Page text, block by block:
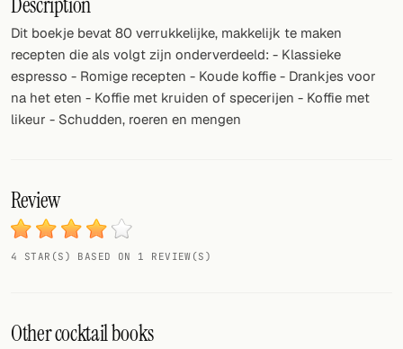
Cocktail app
Dit boekje bevat 80 verrukkelijke, makkelijk te maken
recepten die als volgt zijn onderverdeeld: - Klassieke
espresso - Romige recepten - Koude koffie - Drankjes voor
na het eten - Koffie met kruiden of specerijen - Koffie met
likeur - Schudden, roeren en mengen
Review
4 STAR(S) BASED ON 1 REVIEW(S)
Other cocktail books